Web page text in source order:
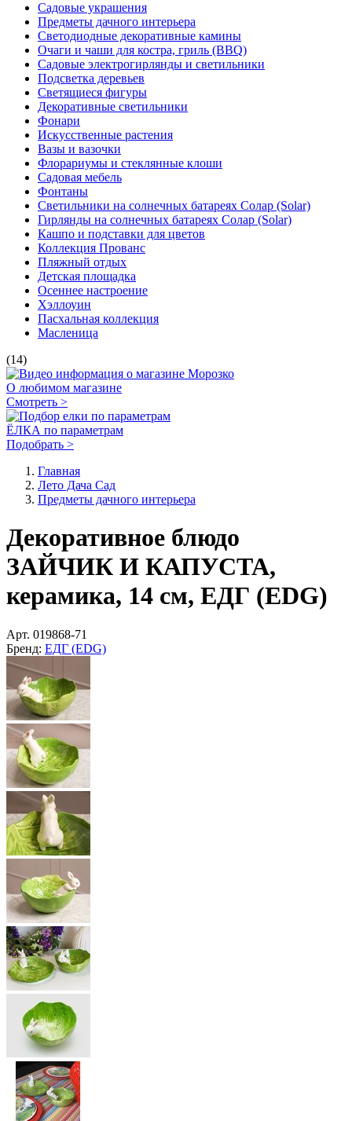
Садовые украшения
Предметы дачного интерьера
Светодиодные декоративные камины
Очаги и чаши для костра, гриль (BBQ)
Садовые электрогирлянды и светильники
Подсветка деревьев
Светящиеся фигуры
Декоративные светильники
Фонари
Искусственные растения
Вазы и вазочки
Флорариумы и стеклянные клоши
Садовая мебель
Фонтаны
Светильники на солнечных батареях Солар (Solar)
Гирлянды на солнечных батареях Солар (Solar)
Кашпо и подставки для цветов
Коллекция Прованс
Пляжный отдых
Детская площадка
Осеннее настроение
Хэллоуин
Пасхальная коллекция
Масленица
(14)
О любимом магазине
Смотреть >
ЁЛКА по параметрам
Подобрать >
Главная
Лето Дача Сад
Предметы дачного интерьера
Декоративное блюдо
ЗАЙЧИК И КАПУСТА,
керамика, 14 см, ЕДГ (EDG)
Арт. 019868-71
Бренд: ЕДГ (EDG)